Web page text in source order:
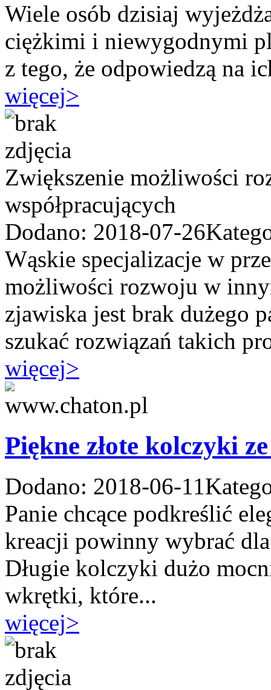
Wiele osób dzisiaj
ciężkimi i niewygodnymi
z tego, że odpowiedzą na
więcej>
Zwiększenie możliwości
współpracujących
Dodano: 2018-07-26
Wąskie specjalizacje w
możliwości rozwoju w
zjawiska jest brak dużego
szukać rozwiązań takich
więcej>
Piękne złote kolczyki
Dodano: 2018-06-11
Panie chcące podkreślić
kreacji powinny wybrać
Długie kolczyki dużo
wkrętki, które...
więcej>